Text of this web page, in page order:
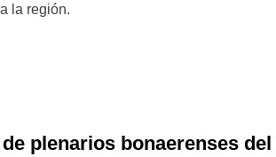
la región.
plenarios bonaerenses del